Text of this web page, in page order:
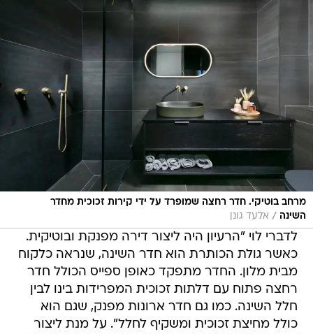
מרחב בוטיקי. חדר רחצה שמופרד על ידי קירות זכוכית מחדר
השינה / אלעד גונן
לדברי לוי "הרעיון היה ליצור דירה מפנקת ובוטיקית.
כאשר גולת הכותרת הוא חדר השינה, שנראה כלקוח
מבית מלון. החדר מתפקד כאופן ספייס הכולל חדר
רחצה פתוח עם דלתות זכוכית המפרידות בינו לבין
חלל השינה. כמו גם חדר ארונות מפנק, שגם הוא
כולל מחיצת זכוכית ומשקיף לחלל". על מנת ליצור